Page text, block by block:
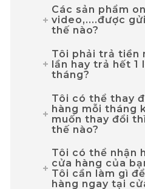
Các sản phẩm
video,....được
thế nào?
Tôi phải trả tiền
lần hay trả hết 1
tháng?
Tôi có thể thay
hàng mỗi tháng
muốn thay đổi
thế nào?
Tôi có thể nhận
cửa hàng của
Tôi cần làm gì
hàng ngay tại